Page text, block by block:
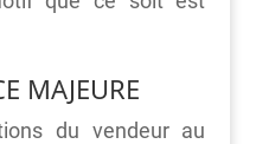
MAJEURE
du vendeur au